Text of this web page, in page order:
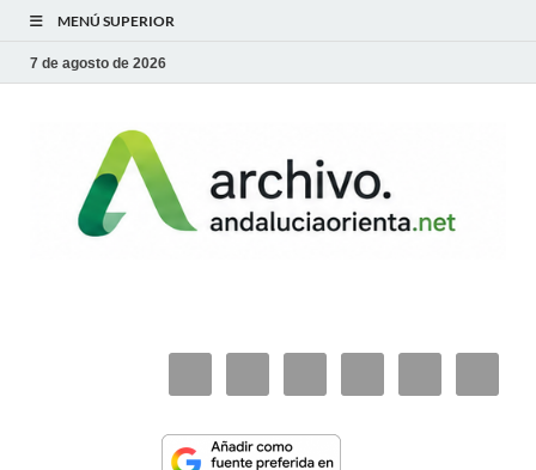
MENÚ SUPERIOR
7 de agosto de 2026